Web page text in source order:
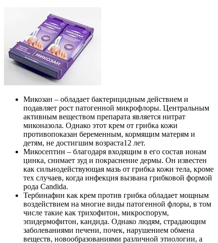
Микозан – обладает бактерицидным действием и
подавляет рост патогенной микрофлоры. Центральным
активным веществом препарата является нитрат
миконазола. Однако этот крем от грибка кожи
противопоказан беременным, кормящим матерям и
детям, не достигшим возраста12 лет.
Микосептин – благодаря входящим в его состав ионам
цинка, снимает зуд и покраснение дермы. Он известен
как сильнодействующая мазь от грибка кожи тела, кроме
тех случаев, когда инфекция вызвана грибковой формой
рода Candida.
Тербинафин как крем против грибка обладает мощным
воздействием на многие виды патогенной флоры, в том
числе такие как трихофитон, микроспорум,
эпидермофитон, кандида. Однако людям, страдающим
заболеваниями печени, почек, нарушением обмена
веществ, новообразованиями различной этиологии, а